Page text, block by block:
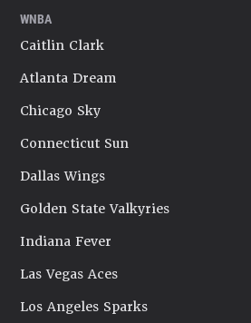
WNBA
Caitlin Clark
Atlanta Dream
Chicago Sky
Connecticut Sun
Dallas Wings
Golden State Valkyries
Indiana Fever
Las Vegas Aces
Los Angeles Sparks